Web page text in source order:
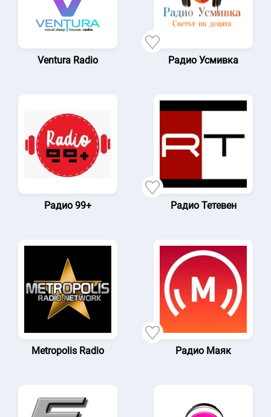
Ventura Radio Радио Усмивка
Радио 99+ Радио Тетевен
Metropolis Radio Радио Маяк